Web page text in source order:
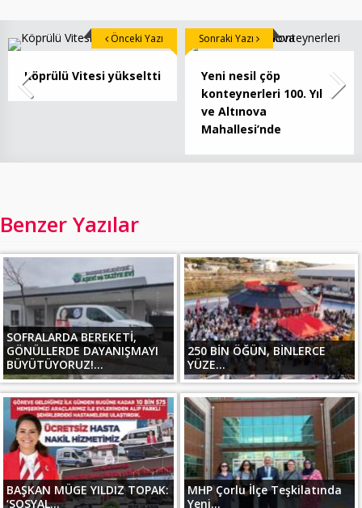
Köprülü Vitesi yükseltti
Önceki Yazı
Yeni nesil çöp
konteynerleri 100. Yıl
ve Altınova
Mahallesi’nde
Sonraki Yazı
Benzer Yazılar
SOFRALARDA BEREKETİ,
GÖNÜLLERDE DAYANIŞMAYI
BÜYÜTÜYORUZ!...
250 BİN ÖĞÜN, BİNLERCE
YÜZE...
BAŞKAN MÜGE YILDIZ TOPAK:
‘SOSYAL...
MHP Çorlu İlçe Teşkilatında
Yeni...